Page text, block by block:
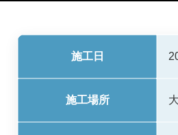
施工日
施工場所